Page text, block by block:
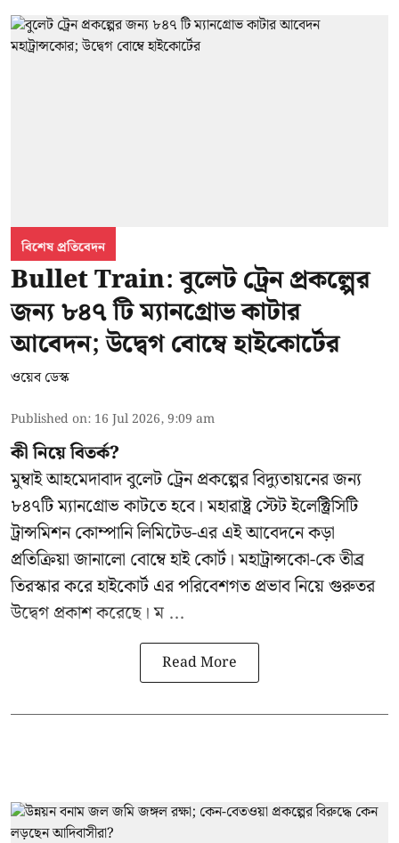
বিশেষ প্রতিবেদন
Bullet Train: বুলেট ট্রেন প্রকল্পের
জন্য ৮৪৭ টি ম্যানগ্রোভ কাটার
আবেদন; উদ্বেগ বোম্বে হাইকোর্টের
ওয়েব ডেস্ক
Published on: 16 Jul 2026, 9:09 am
কী নিয়ে বিতর্ক?
মুম্বাই আহমেদাবাদ বুলেট ট্রেন প্রকল্পের বিদ্যুতায়নের জন্য
৮৪৭টিম্যানগ্রোভকাটতে হবে। মহারাষ্ট্র স্টেট ইলেক্ট্রিসিটি
ট্রান্সমিশন কোম্পানি লিমিটেড-এর এই আবেদনে কড়া
প্রতিক্রিয়া জানালো বোম্বে হাই কোর্ট। মহাট্রান্সকো-কে তীব্র
তিরস্কার করে হাইকোর্ট এর পরিবেশগত প্রভাব নিয়ে গুরুতর
উদ্বেগ প্রকাশ করেছে। ম ...
Read More